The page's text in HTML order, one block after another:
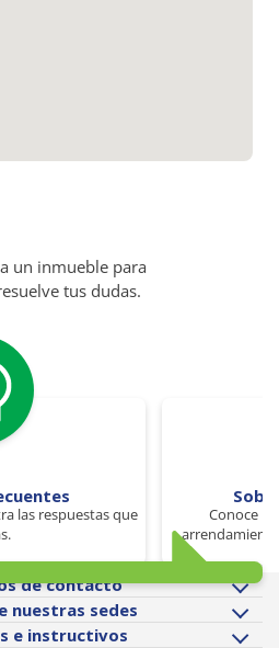
un inmueble para
tus dudas.
las respuestas que
Conoce
de contacto
nuestras sedes
e instructivos